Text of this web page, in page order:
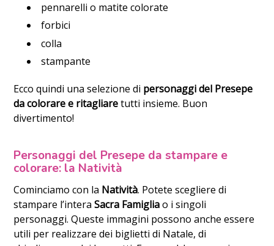
pennarelli o matite colorate
forbici
colla
stampante
Ecco quindi una selezione di personaggi del Presepe
da colorare e ritagliaretutti insieme. Buon
divertimento!
Personaggi del Presepe da stampare e
colorare: la Natività
Cominciamo con la Natività. Potete scegliere di
stampare l’interaSacra Famigliao i singoli
personaggi. Queste immagini possono anche essere
utili per realizzare dei biglietti di Natale, di